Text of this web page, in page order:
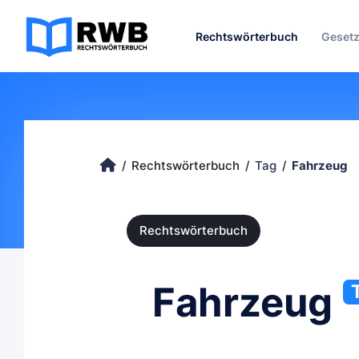
Rechtswörterbuch
Rechtswörterbuch Tag Fahrzeug
Rechtswörterbuch
Fahrzeug